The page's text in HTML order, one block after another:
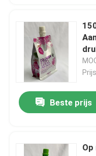
Zak in Doos
Opstaande
Voedsel voor
Papieren
Beste prijs